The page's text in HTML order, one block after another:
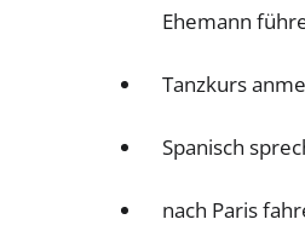
Ehemann
Tanzkurs
Spanisch
nach Paris